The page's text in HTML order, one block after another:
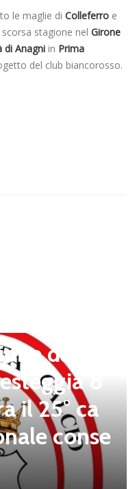
le maglie di Colleferro e
stagione nel Girone
di Anagni in Prima
del club biancorosso.
da cel
8
il 25° ca
conse